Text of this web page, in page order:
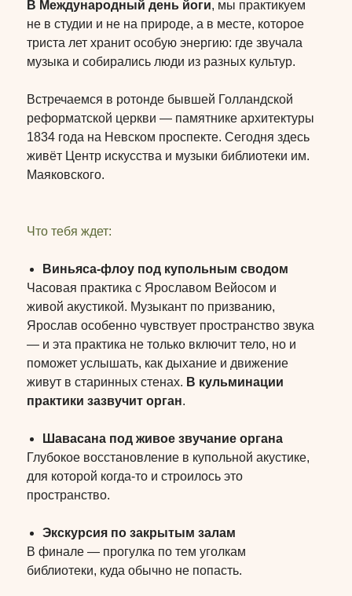
В Международный день йоги, мы практикуем
не в студии и не на природе, а в месте, которое
триста лет хранит особую энергию: где звучала
музыка и собирались люди из разных культур.
Встречаемся в ротонде бывшей Голландской
реформатской церкви — памятнике архитектуры
1834 года на Невском проспекте. Сегодня здесь
живёт Центр искусства и музыки библиотеки им.
Маяковского.
Что тебя ждет:
Виньяса-флоу под купольным сводом
Часовая практика с Ярославом Вейосом и
живой акустикой. Музыкант по призванию,
Ярослав особенно чувствует пространство звука
— и эта практика не только включит тело, но и
поможет услышать, как дыхание и движение
живут в старинных стенах. В кульминации
практики зазвучит орган.
Шавасана под живое звучание органа
Глубокое восстановление в купольной акустике,
для которой когда-то и строилось это
пространство.
Экскурсия по закрытым залам
В финале — прогулка по тем уголкам
библиотеки, куда обычно не попасть.
оставшиеся вопросы
Номер телефона